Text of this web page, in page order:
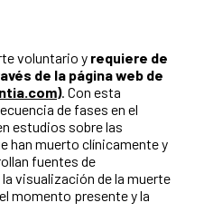
voluntario y requiere de
de la página web de
). Con esta
de fases en el
estudios sobre las
han muerto clínicamente y
fuentes de
visualización de la muerte
momento presente y la